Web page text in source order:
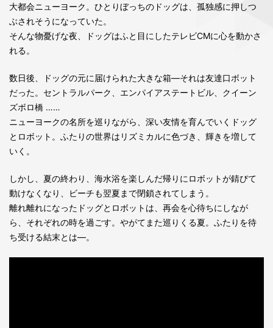
STORY
大都会ニューヨーク。ひとりぼっちのドッグは、孤独感に押しつ
ぶされそうになっていた。
そんな物憂げな夜、ドッグはふと目にしたテレビCMに心を動かさ
数日後、ドッグの元に届けられた大きな箱––それは友達口ボット
だった。セントラルパーク、エンパイアステートビル、クイーン
ズボロ橋 ……
ニューヨークの名所を巡りながら、深い友情を育んでいくドッグ
とロボット。ふたりの世界はリズミカルに色づき、輝きを増して
しかし、夏の終わり、海水浴を楽しんだ帰りにロボットが錆びて
動けなくなり、ビーチも翌夏まで閉鎖されてしまう。
離れ離れになったドッグとロボットは、再会を心待ちにしなが
ら、それぞれの時を過ごす。やがてまた巡りくる夏。ふたりを待